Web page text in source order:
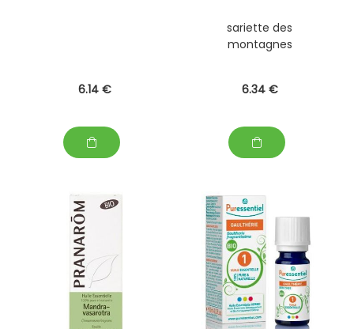
6.14 €
sariette des
montagnes
6.34 €